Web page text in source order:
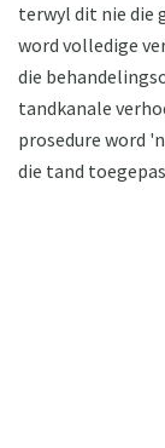
terwyl dit nie die
word volledige
die
tandkanale
prosedure word
die tand